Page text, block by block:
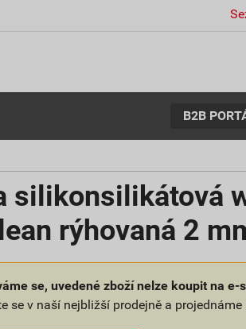
B2B
silikonsilikátová
rýhovaná 2
se, uvedené zboží nelze koupit na e-
se v naší nejbližší prodejně a